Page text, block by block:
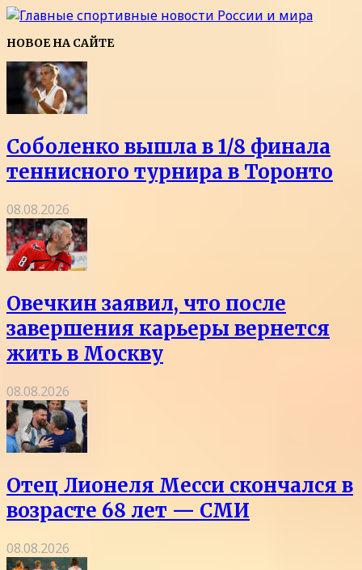
НОВОЕ НА САЙТЕ
Соболенко вышла в 1/8 финала
теннисного турнира в Торонто
08.08.2026
Овечкин заявил, что после
завершения карьеры вернется
жить в Москву
08.08.2026
Отец Лионеля Месси скончался в
возрасте 68 лет — СМИ
08.08.2026